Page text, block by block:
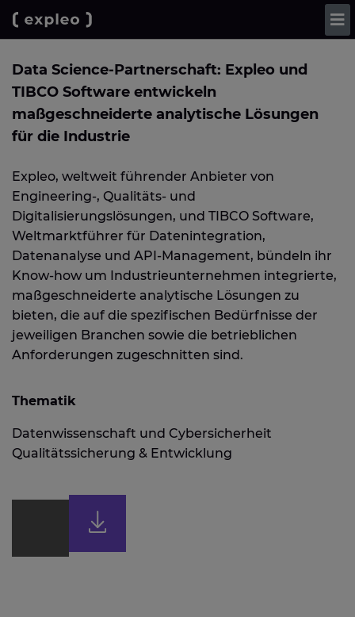
Data Science-Partnerschaft: Expleo und
TIBCO Software entwickeln
maßgeschneiderte analytische Lösungen
für die Industrie
Expleo, weltweit führender Anbieter von
Engineering-, Qualitäts- und
Digitalisierungslösungen, und TIBCO Software,
Weltmarktführer für Datenintegration,
Datenanalyse und API-Management, bündeln ihr
Know-how um Industrieunternehmen integrierte,
maßgeschneiderte analytische Lösungen zu
bieten, die auf die spezifischen Bedürfnisse der
jeweiligen Branchen sowie die betrieblichen
Anforderungen zugeschnitten sind.
Thematik
Datenwissenschaft und Cybersicherheit
Qualitätssicherung & Entwicklung